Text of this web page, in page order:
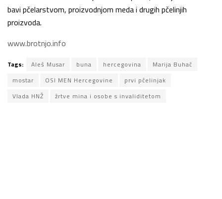
bavi pčelarstvom, proizvodnjom meda i drugih pčelinjih
proizvoda.
www.brotnjo.info
Tags: Aleš Musar buna hercegovina
Marija Buhač
mostar
OSI MEN Hercegovine
prvi pčelinjak
Vlada HNŽ
žrtve mina i osobe s invaliditetom